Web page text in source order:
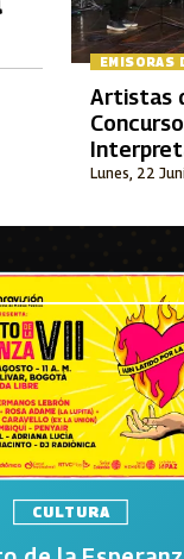
EMISORAS
Lunes, 22
Artistas
Durán
CULTURA